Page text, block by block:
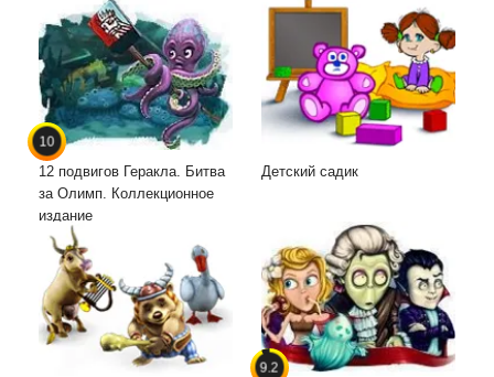
10
12 подвигов Геракла. Битва
за Олимп. Коллекционное
издание
Детский садик
9.2